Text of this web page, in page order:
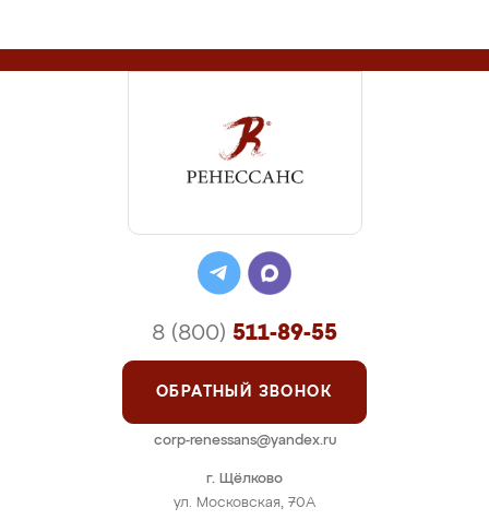
г. Щёлково
ул. Московская, 70А
8 (800) 511-89-55
ОБРАТНЫЙ ЗВОНОК
corp-renessans@yandex.ru